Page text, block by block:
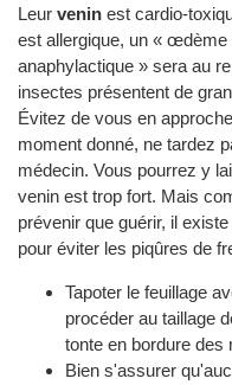
Leur venin est cardio-
est allergique, un «
anaphylactique » sera au
insectes présentent de
Évitez de vous en
moment donné, ne tardez
médecin. Vous pourrez y
venin est trop fort. Mais
prévenir que guérir, il
pour éviter les piqûres de
Tapoter le feuillage
procéder au taillage
tonte en bordure des
Bien s'assurer